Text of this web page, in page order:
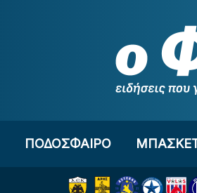
ΠΟΔΟΣΦΑΙΡΟ